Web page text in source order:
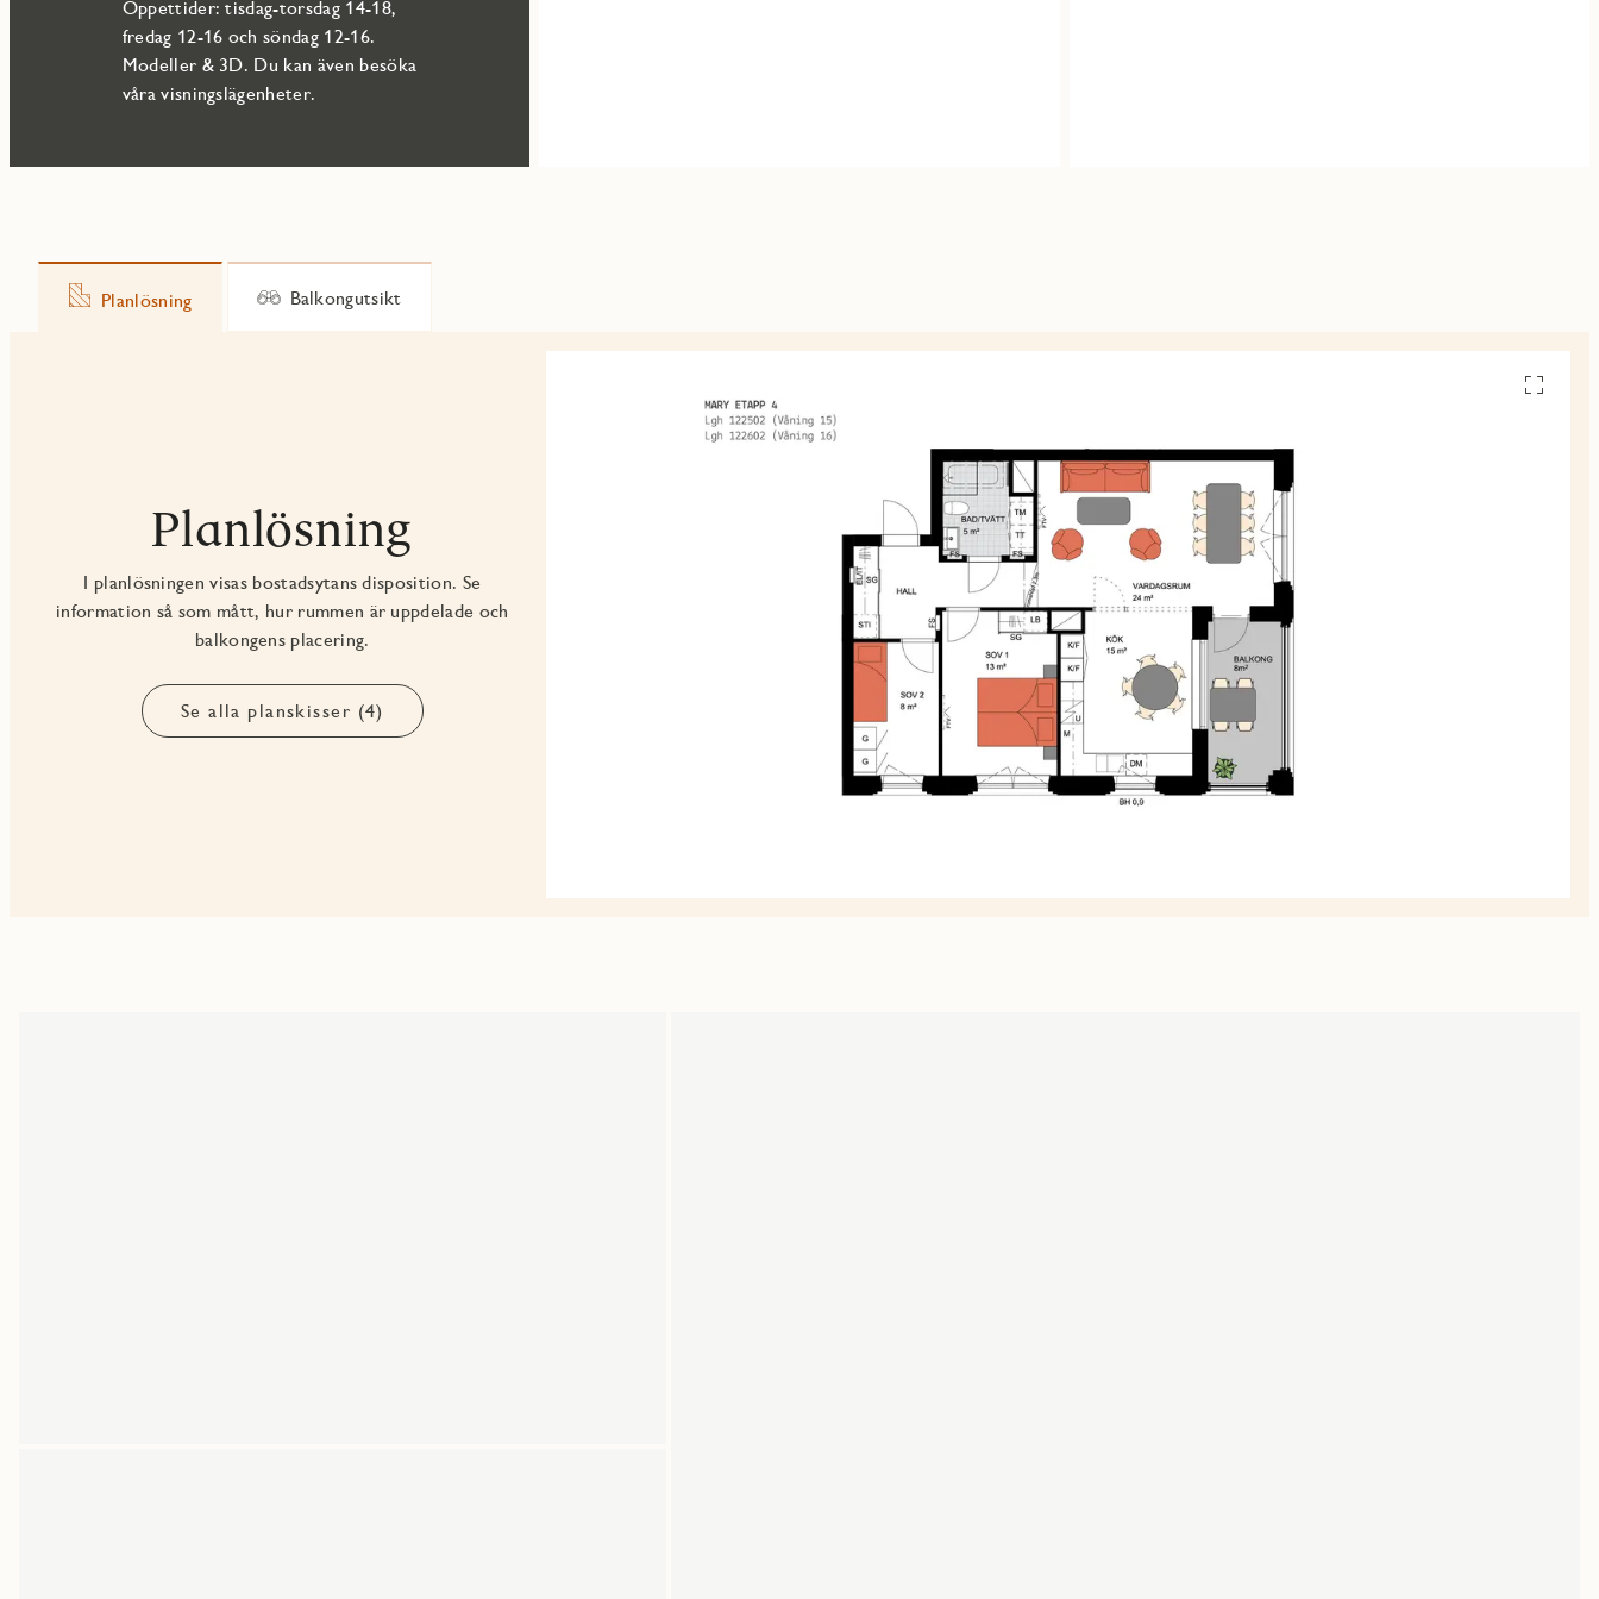
Öppettider: tisdag-torsdag 14-18,
fredag 12-16 och söndag 12-16.
Modeller & 3D. Du kan även besöka
våra visningslägenheter.
Planlösning Balkongutsikt
Planlösning
I planlösningen visas bostadsytans disposition. Se
information så som mått, hur rummen är uppdelade och
balkongens placering.
Se alla planskisser (4)
Se